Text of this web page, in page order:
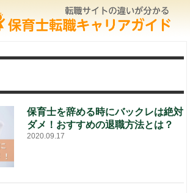
保育士を辞める時にバックレは絶対
ダメ！おすすめの退職方法とは？
2020.09.17